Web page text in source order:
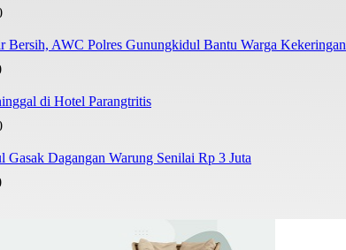
Bersih, AWC Polres Gunungkidul Bantu Warga Kekeringan
di Hotel Parangtritis
Dagangan Warung Senilai Rp 3 Juta